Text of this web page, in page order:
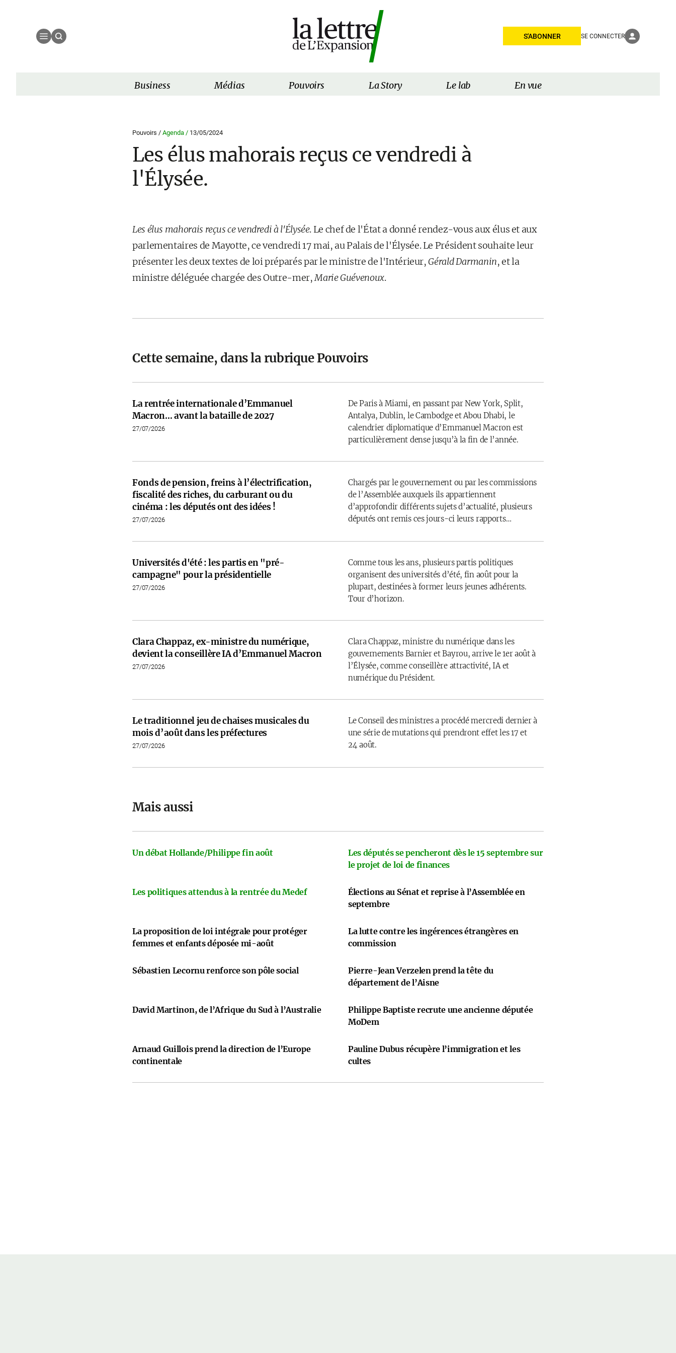
S'ABONNER SE CONNECTER
Business Médias Pouvoirs La Story Le lab En vue
Pouvoirs / Agenda / 13/05/2024
Les élus mahorais reçus ce vendredi à
l'Élysée.
Les élus mahorais reçus ce vendredi à l'Élysée. Le chef de l'État a donné rendez-vous aux élus et aux
parlementaires de Mayotte, ce vendredi 17 mai, au Palais de l'Élysée. Le Président souhaite leur
présenter les deux textes de loi préparés par le ministre de l'Intérieur,Gérald Darmanin, et la
ministre déléguée chargée des Outre-mer,Marie Guévenoux.
Cette semaine, dans la rubrique Pouvoirs
La rentrée internationale d’Emmanuel
Macron… avant la bataille de 2027
27/07/2026
De Paris à Miami, en passant par New York, Split,
Antalya, Dublin, le Cambodge et Abou Dhabi, le
calendrier diplomatique d’Emmanuel Macron est
particulièrement dense jusqu’à la fin de l’année.
Fonds de pension, freins à l’électrification,
fiscalité des riches, du carburant ou du
cinéma : les députés ont des idées !
27/07/2026
Chargés par le gouvernement ou par les commissions
de l’Assemblée auxquels ils appartiennent
d’approfondir différents sujets d’actualité, plusieurs
députés ont remis ces jours-ci leurs rapports…
Universités d'été : les partis en "pré-
campagne" pour la présidentielle
27/07/2026
Comme tous les ans, plusieurs partis politiques
organisent des universités d’été, fin août pour la
plupart, destinées à former leurs jeunes adhérents.
Tour d’horizon.
Clara Chappaz, ex-ministre du numérique,
devient la conseillère IA d’Emmanuel Macron
27/07/2026
Clara Chappaz, ministre du numérique dans les
gouvernements Barnier et Bayrou, arrive le 1er août à
l’Élysée, comme conseillère attractivité, IA et
numérique du Président.
Le traditionnel jeu de chaises musicales du
mois d’août dans les préfectures
27/07/2026
Le Conseil des ministres a procédé mercredi dernier à
une série de mutations qui prendront effet les 17 et
24 août.
Mais aussi
Un débat Hollande/Philippe fin août
Les députés se pencheront dès le 15 septembre sur
le projet de loi de finances
Les politiques attendus à la rentrée du Medef
Élections au Sénat et reprise à l’Assemblée en
septembre
La proposition de loi intégrale pour protéger
femmes et enfants déposée mi-août
La lutte contre les ingérences étrangères en
commission
Sébastien Lecornu renforce son pôle social
Pierre-Jean Verzelen prend la tête du
département de l’Aisne
David Martinon, de l’Afrique du Sud à l’Australie
Philippe Baptiste recrute une ancienne députée
MoDem
Arnaud Guillois prend la direction de l’Europe
continentale
Pauline Dubus récupère l’immigration et les
cultes